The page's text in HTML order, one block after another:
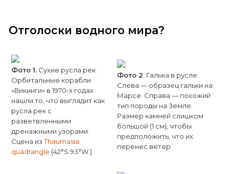
Отголоски водного мира?
Фото 1. Сухие русла рек.
Орбитальные корабли
«Викинги» в 1970-х годах
нашли то, что выглядит как
русла рек с
разветвленными
дренажными узорами.
Сцена изThaumasia
quadrangle (42°S 93°W.)
Фото 2 . Галька в русле.
Слева — образец гальки на
Марсе. Справа — похожий
тип породы на Земле.
Размер камней слишком
большой (1 см), чтобы
предположить, что их
перенес ветер.